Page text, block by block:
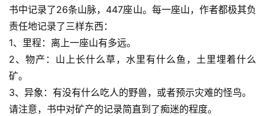
书中记录了26条山脉，447座山。每一座山，作者都极其负
责任地记录了三样东西：
1、里程：离上一座山有多远。
2、物产：山上长什么草，水里有什么鱼，土里埋着什么
矿。
3、异象：有没有什么吃人的野兽，或者预示灾难的怪鸟。
请注意，书中对矿产的记录简直到了痴迷的程度。